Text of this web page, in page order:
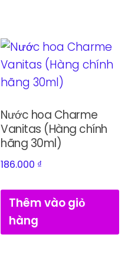
Nước hoa Charme
Vanitas (Hàng chính
hãng 30ml)
186.000 ₫
Thêm vào giỏ
hàng